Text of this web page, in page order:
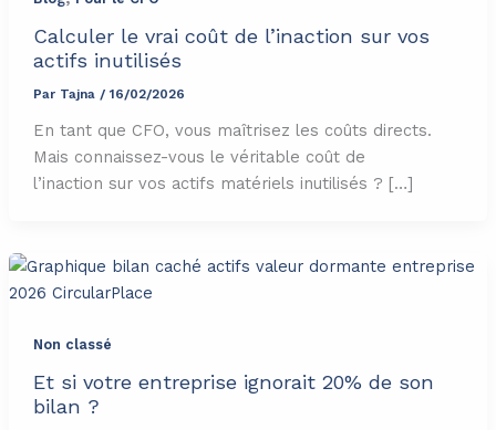
Calculer le vrai coût de l’inaction sur vos
actifs inutilisés
Par Tajna / 16/02/2026
En tant que CFO, vous maîtrisez les coûts directs.
Mais connaissez-vous le véritable coût de
l’inaction sur vos actifs matériels inutilisés ? […]
Non classé
Et si votre entreprise ignorait 20% de son
bilan ?